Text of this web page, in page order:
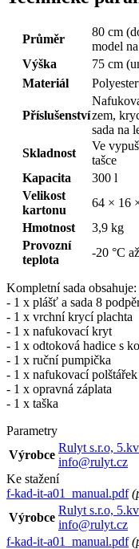
Průměr
80 cm
model
Výška
75 cm
Materiál
Příslušenstvízem,
sada na
Skladnost
Ve
tašce
Kapacita
300 l
Velikost
kartonu
64 × 16
Hmotnost
3,9 kg
Provozní
teplota
-20 °C
Kompletní sada obsahuje:
- 1 x plášť a sada 8
- 1 x vrchní krycí plachta
- 1 x nafukovací kryt
- 1 x odtoková hadice s
- 1 x ruční pumpička
- 1 x nafukovací polštářek
- 1 x opravná záplata
- 1 x taška
Parametry
Výrobce
Rulyt s.r.o,
info@rulyt.cz
Ke stažení
f-kad-it-a01_manual.pdf (
Výrobce
Rulyt s.r.o,
info@rulyt.cz
f-kad-it-a01_manual.pdf (